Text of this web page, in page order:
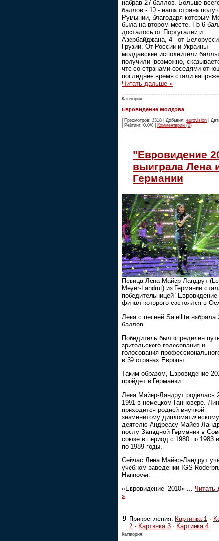
набрав 27 баллов. Больше
баллов - 10 - наша страна
Румынии, благодаря которым
была на втором месте. По 6
досталось от Португалии и
Азербайджана, 4 - от
Грузии. От России и Украины
молдавские исполнители
получили (возможно,
что со странами-соседями
последнее время стали
Читать дальше »
Категория:
Евровидение Молдова
| Просмотров: 2318 | Добавил: eurovision |
| Рейтинг: 0.0/0 | Комментарии (0)
"Евровидение
выиграла Лена
Германии
Певица Лена Майер-Ландрут
Meyer-Landrut) из Германии
победительницей
финал которого состоялся в
Лена с песней Satellite набрала
баллов.
Победитель был определен
зрительского голосования и
голосования
в 39 странах Европы.
Таким образом, Евровидение-
пройдет в Германии.
Лена Майер-Ландрут родилась
1991 в немецком Ганновере.
приходится родной внучкой
знаменитому дипломатическому
деятелю Андреасу Майер-
послу Западной Германии в
союзе в период с 1980 по 1983
по 1989 годы.
Сейчас Лена Майер-Ландрут
учебном заведении IGS
Hannover.
«Евровидение–2010» ... Читать
»
Прикрепления: Картинка 1 ·
2 · Картинка 3 · Картинка 4
Категория: